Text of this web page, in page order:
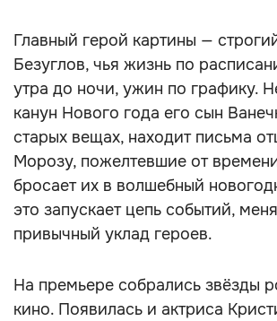
Главный герой картины —
Безуглов, чья жизнь по
утра до ночи, ужин по графику.
канун Нового года его сын
старых вещах, находит письма
Морозу, пожелтевшие от
бросает их в волшебный
это запускает цепь событий,
привычный уклад героев.
На премьере собрались звёзды
кино. Появилась и актриса